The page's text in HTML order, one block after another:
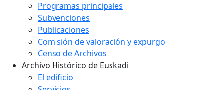
Programas principales
Subvenciones
Publicaciones
Comisión de valoración y expurgo
Censo de Archivos
Archivo Histórico de Euskadi
El edificio